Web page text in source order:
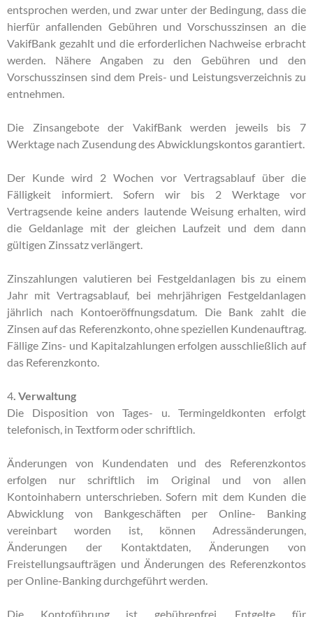
entsprochen werden, und zwar unter der Bedingung, dass die
hierfür anfallenden Gebühren und Vorschusszinsen an die
VakifBank gezahlt und die erforderlichen Nachweise erbracht
werden. Nähere Angaben zu den Gebühren und den
Vorschusszinsen sind dem Preis- und Leistungsverzeichnis zu
entnehmen.
Die Zinsangebote der VakifBank werden jeweils bis 7
Werktage nach Zusendung des Abwicklungskontos garantiert.
Der Kunde wird 2 Wochen vor Vertragsablauf über die
Fälligkeit informiert. Sofern wir bis 2 Werktage vor
Vertragsende keine anders lautende Weisung erhalten, wird
die Geldanlage mit der gleichen Laufzeit und dem dann
gültigen Zinssatz verlängert.
Zinszahlungen valutieren bei Festgeldanlagen bis zu einem
Jahr mit Vertragsablauf, bei mehrjährigen Festgeldanlagen
jährlich nach Kontoeröffnungsdatum. Die Bank zahlt die
Zinsen auf das Referenzkonto, ohne speziellen Kundenauftrag.
Fällige Zins- und Kapitalzahlungen erfolgen ausschließlich auf
das Referenzkonto.
4. Verwaltung
Die Disposition von Tages- u. Termingeldkonten erfolgt
telefonisch, in Textform oder schriftlich.
Änderungen von Kundendaten und des Referenzkontos
erfolgen nur schriftlich im Original und von allen
Kontoinhabern unterschrieben. Sofern mit dem Kunden die
Abwicklung von Bankgeschäften per Online- Banking
vereinbart worden ist, können Adressänderungen,
Änderungen der Kontaktdaten, Änderungen von
Freistellungsaufträgen und Änderungen des Referenzkontos
per Online-Banking durchgeführt werden.
Die Kontoführung ist gebührenfrei. Entgelte für